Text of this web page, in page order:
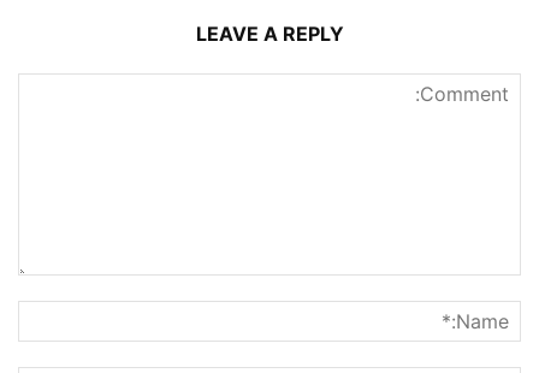
LEAVE A REPLY